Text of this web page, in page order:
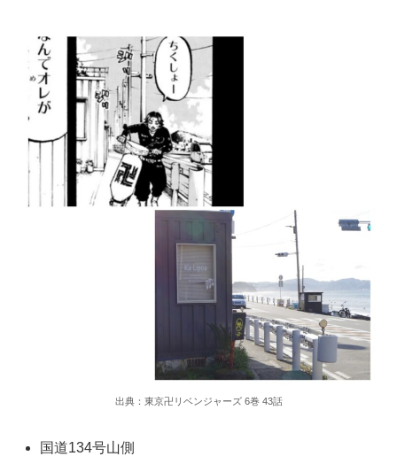
出典：東京卍リベンジャーズ 6巻 43話
国道134号山側